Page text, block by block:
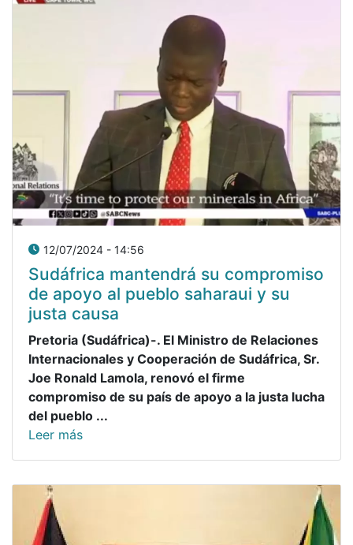
12/07/2024 - 14:56
Sudáfrica mantendrá su compromiso
de apoyo al pueblo saharaui y su
justa causa
Pretoria (Sudáfrica)-. El Ministro de Relaciones
Internacionales y Cooperación de Sudáfrica, Sr.
Joe Ronald Lamola, renovó el firme
compromiso de su país de apoyo a la justa lucha
del pueblo ...
Leer más